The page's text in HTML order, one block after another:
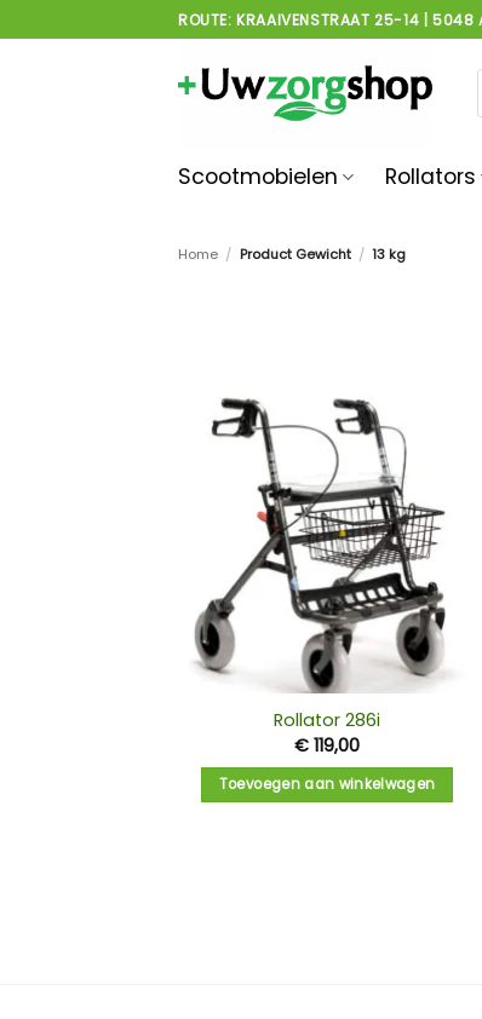
naar
ROUTE: KRAAIVENSTRAAT 25-14 |
Scootmobielen Rollators
Home / Product Gewicht / 13 kg
Rollator 286i
€ 119,00
Toevoegen aan winkelwagen